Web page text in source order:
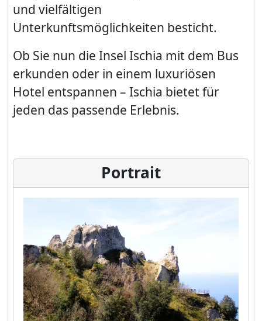
und vielfältigen
Unterkunftsmöglichkeiten besticht.
Ob Sie nun die Insel Ischia mit dem Bus
erkunden oder in einem luxuriösen
Hotel entspannen – Ischia bietet für
jeden das passende Erlebnis.
Portrait